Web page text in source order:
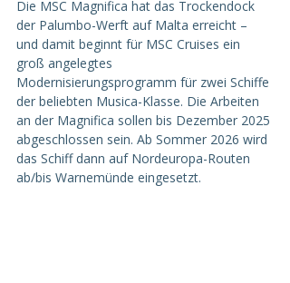
Die MSC Magnifica hat das Trockendock
der Palumbo-Werft auf Malta erreicht –
und damit beginnt für MSC Cruises ein
groß angelegtes
Modernisierungsprogramm für zwei Schiffe
der beliebten Musica-Klasse. Die Arbeiten
an der Magnifica sollen bis Dezember 2025
abgeschlossen sein. Ab Sommer 2026 wird
das Schiff dann auf Nordeuropa-Routen
ab/bis Warnemünde eingesetzt.